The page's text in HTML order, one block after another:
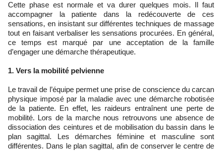
Cette phase est normale et va durer quelques mois. Il faut
accompagner la patiente dans la redécouverte de ces
sensations, en insistant sur différentes techniques de massage
tout en faisant verbaliser les sensations procurées. En général,
ce temps est marqué par une acceptation de la famille
d’engager une démarche thérapeutique.
1. Vers la mobilité pelvienne
Le travail de l’équipe permet une prise de conscience du carcan
physique imposé par la maladie avec une démarche robotisée
de la patiente. En effet, les raideurs entraînent une perte de
mobilité. Lors de la marche nous retrouvons une absence de
dissociation des ceintures et de mobilisation du bassin dans le
plan sagittal. Les démarches féminine et masculine sont
différentes. Dans le plan sagittal, afin de conserver le centre de